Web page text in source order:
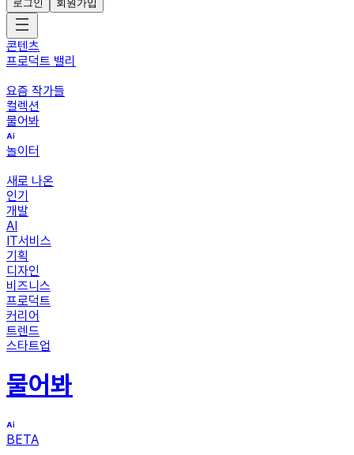
로그인
회원가입
콘텐츠
프로덕트 밸리
요즘 작가들
컬렉션
물어봐
놀이터
새로 나온
인기
개발
AI
IT서비스
기획
디자인
비즈니스
프로덕트
커리어
트렌드
스타트업
물어봐
BETA